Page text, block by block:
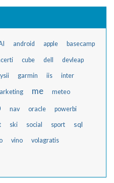
android apple basecamp
cube dell devleap
garmin iis inter
me meteo
nav oracle powerbi
ski social sport sql
vino volagratis